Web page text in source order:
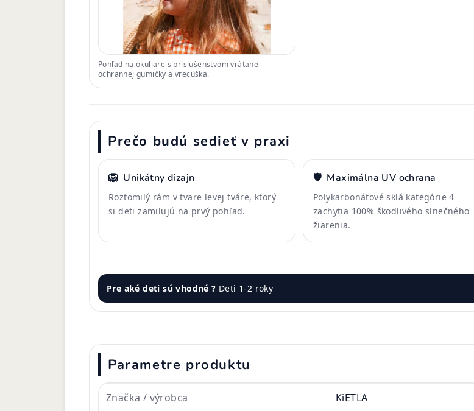
Pohľad na okuliare s príslušenstvom vrátane
ochrannej gumičky a vrecúška.
Prečo budú sedieť v praxi
🦁 Unikátny dizajn
Roztomilý rám v tvare levej tváre, ktorý
si deti zamilujú na prvý pohľad.
🛡️ Maximálna UV ochrana
Polykarbonátové sklá kategórie 4
zachytia 100% škodlivého slnečného
žiarenia.
Pre aké deti sú vhodné ? Deti 1-2 roky
Parametre produktu
Značka / výrobca KiETLA